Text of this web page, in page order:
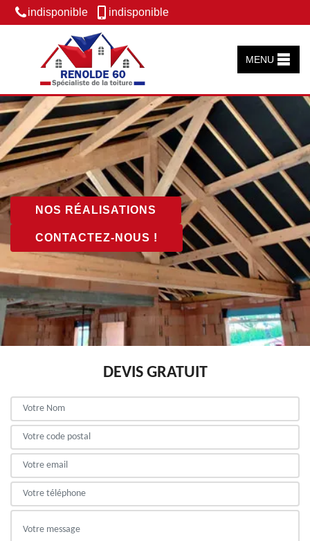
indisponible indisponible
MENU
NOS RÉALISATIONS
CONTACTEZ-NOUS !
DEVIS GRATUIT